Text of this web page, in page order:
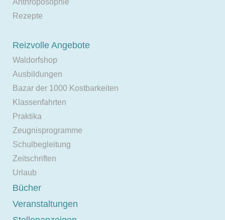
Rezepte
Reizvolle Angebote
Waldorfshop
Ausbildungen
Bazar der 1000 Kostbarkeiten
Klassenfahrten
Praktika
Zeugnisprogramme
Schulbegleitung
Zeitschriften
Urlaub
Bücher
Veranstaltungen